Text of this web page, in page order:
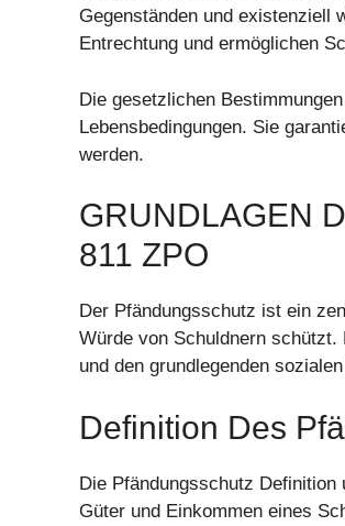
Gegenständen und existenziell
Entrechtung und ermöglichen
Die gesetzlichen
Lebensbedingungen. Sie
werden.
GRUNDLAGEN
811 ZPO
Der Pfändungsschutz ist ein
Würde von Schuldnern
und den grundlegenden
Definition Des
Die Pfändungsschutz
Güter und Einkommen eines